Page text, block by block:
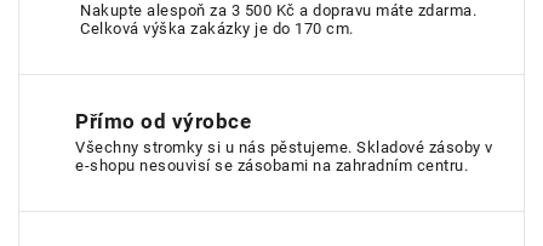
Nakupte alespoň za 3 500 Kč a dopravu máte zdarma.
Celková výška zakázky je do 170 cm.
Přímo od výrobce
Všechny stromky si u nás pěstujeme. Skladové zásoby v
e-shopu nesouvisí se zásobami na zahradním centru.